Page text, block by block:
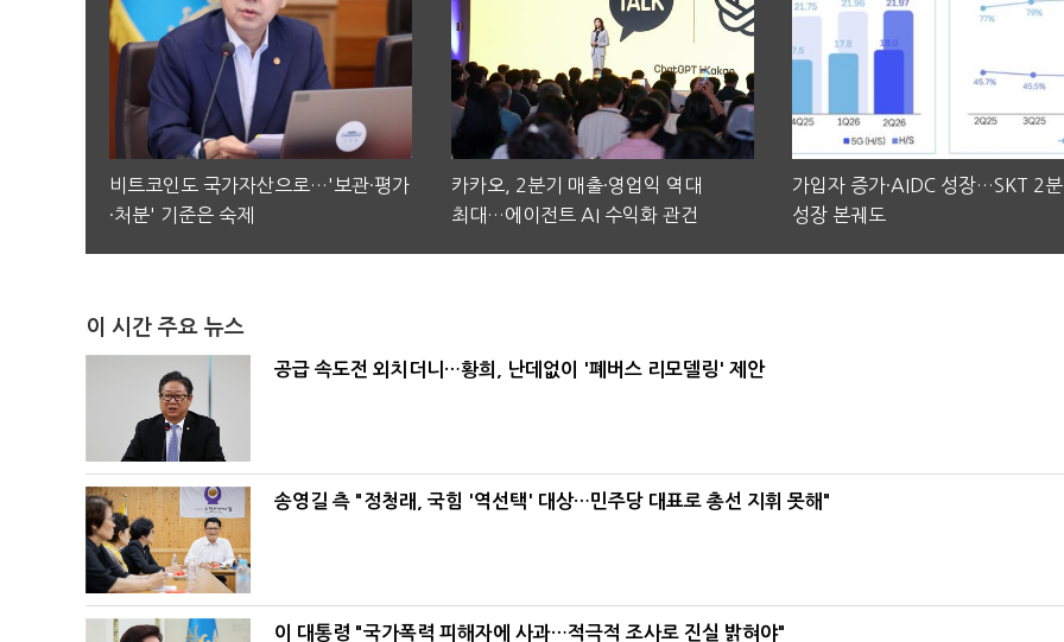
비트코인도 국가자산으로…'보관·평가
·처분' 기준은 숙제
카카오, 2분기 매출·영업익 역대
최대…에이전트 AI 수익화 관건
가입자 증가·AIDC 성장…SKT 2
성장 본궤도
이 시간 주요 뉴스
공급 속도전 외치더니…황희, 난데없이 '폐버스 리모델링' 제안
송영길 측 "정청래, 국힘 '역선택' 대상…민주당 대표로 총선 지휘 못해"
이 대통령 "국가폭력 피해자에 사과…적극적 조사로 진실 밝혀야"